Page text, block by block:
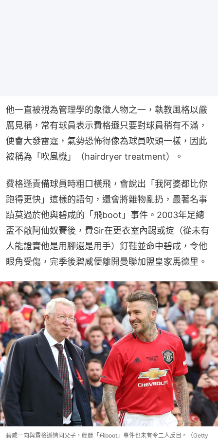
他一直被視為管理學的象徵人物之一，執教風格以嚴
厲見稱，常有球員表示費格遜只要對球員稍有不滿，
便會大發雷霆，氣勢恐怖得像為球員吹頭一樣，因此
被稱為「吹風機」（hairdryer treatment）。
費格遜責備球員時粗口橫飛，會說出「我阿婆都比你
跑得更快」這樣的語句，還會將雜物亂扔，最著名事
蹟莫過於他與碧咸的「飛boot」事件。2003年足總
盃不敵阿仙奴賽後，費Sir在更衣室內踢或掟（從未有
人能證實他是用腳還是用手）釘鞋並命中碧咸，令他
眼角受傷，完季後碧咸便離開曼聯加盟皇家馬德里。
碧咸一向與費格遜情同父子，經歷「飛boot」事件也未有令二人反目。（Getty